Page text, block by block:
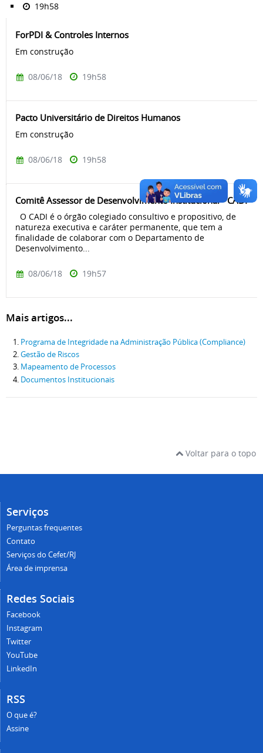
19h58
ForPDI & Controles Internos
Em construção
08/06/18 19h58
Pacto Universitário de Direitos Humanos
Em construção
08/06/18 19h58
Comitê Assessor de Desenvolvimento Institucional - CADI
O CADI é o órgão colegiado consultivo e propositivo, de
natureza executiva e caráter permanente, que tem a
finalidade de colaborar com o Departamento de
Desenvolvimento...
08/06/18 19h57
Mais artigos...
Programa de Integridade na Administração Pública (Compliance)
Gestão de Riscos
Mapeamento de Processos
Documentos Institucionais
Voltar para o topo
Serviços
Perguntas frequentes
Contato
Serviços do Cefet/RJ
Área de imprensa
Redes Sociais
Facebook
Instagram
Twitter
YouTube
LinkedIn
RSS
O que é?
Assine